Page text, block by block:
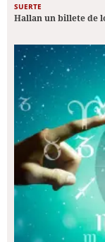
SUERTE
Hallan un billete de